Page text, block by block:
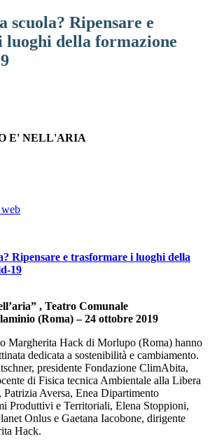
scuola? Ripensare e
della formazione
E' NELL'ARIA
Ripensare e trasformare i luoghi della
19
, Teatro Comunale
(Roma) – 24 ottobre 2019
Margherita Hack di Morlupo (Roma) hanno
dedicata a sostenibilità e cambiamento.
presidente Fondazione ClimAbita,
di Fisica tecnica Ambientale alla Libera
Aversa, Enea Dipartimento
Produttivi e Territoriali, Elena Stoppioni,
Onlus e Gaetana Iacobone, dirigente
Hack.